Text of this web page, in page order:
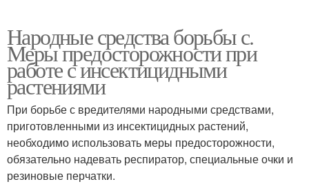
Народные средства борьбы с.
Меры предосторожности при
работе с инсектицидными
растениями
При борьбе с вредителями народными средствами,
приготовленными из инсектицидных растений,
необходимо использовать меры предосторожности,
обязательно надевать респиратор, специальные очки и
резиновые перчатки.